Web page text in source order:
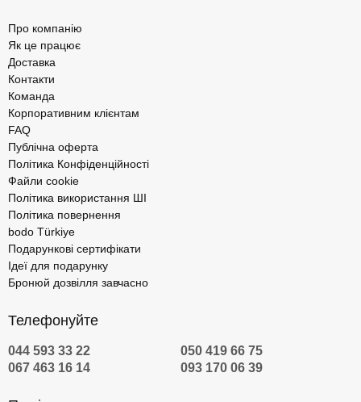
Про компанію
Як це працює
Доставка
Контакти
Команда
Корпоративним клієнтам
FAQ
Публічна оферта
Політика Конфіденційності
Файли cookie
Політика використання ШІ
Політика повернення
bodo Türkiye
Подарункові сертифікати
Ідеї для подарунку
Бронюй дозвілля завчасно
Телефонуйте
044 593 33 22
050 419 66 75
067 463 16 14
093 170 06 39